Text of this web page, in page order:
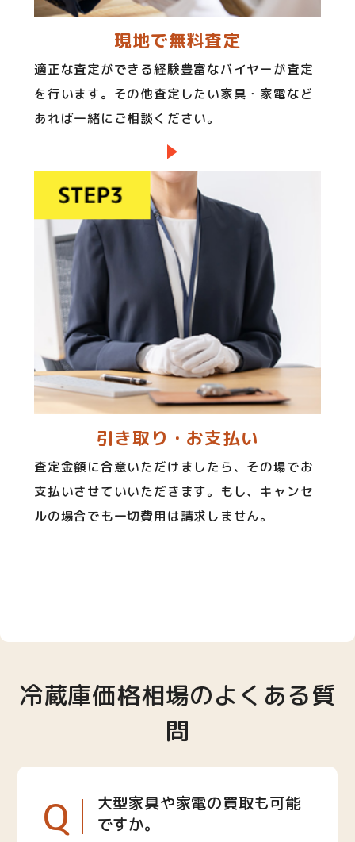
現地で無料査定
適正な査定ができる経験豊富なバイヤーが査定
を行います。その他査定したい家具・家電など
あれば一緒にご相談ください。
引き取り・お支払い
査定金額に合意いただけましたら、その場でお
支払いさせていいただきます。もし、キャンセ
ルの場合でも一切費用は請求しません。
冷蔵庫価格相場のよくある質
問
Q
大型家具や家電の買取も可能
ですか。